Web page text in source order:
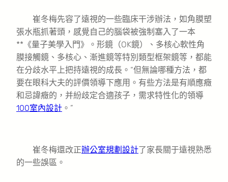
崔冬梅先容了遠視的一些臨床干涉辦法，如角膜塑
張水瓶抓著頭，感覺自己的腦袋被強制塞入了一本
**《量子美學入門》。形鏡（OK鏡）、多核心軟性角
膜接觸鏡、多核心、漸進鏡等特別類型框架鏡等，都能
在分歧水平上把持遠視的成長。“但無論哪種方法，都
要在眼科大夫的評價領導下應用。有些方法是有順應癥
和忌諱癥的，并紛歧定合適孩子，需求特性化的領導
100室內設計 。”
崔冬梅還改正辦公室規劃設計了家長關于遠視熟悉
的一些誤區。